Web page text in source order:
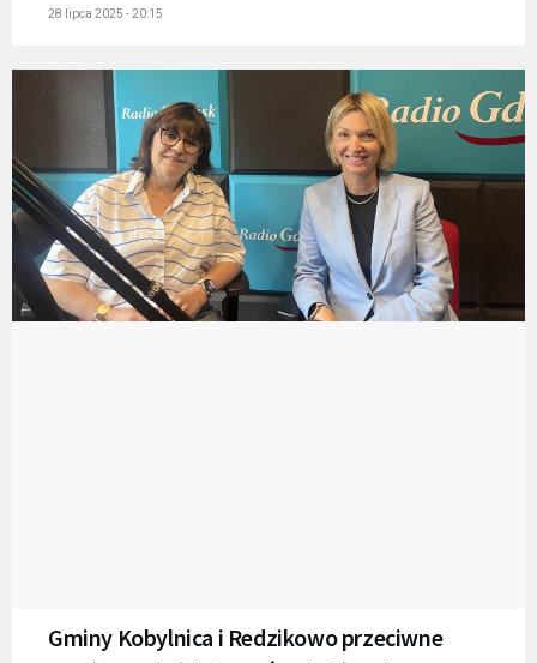
28 lipca 2025 - 20:15
Gminy Kobylnica i Redzikowo przeciwne